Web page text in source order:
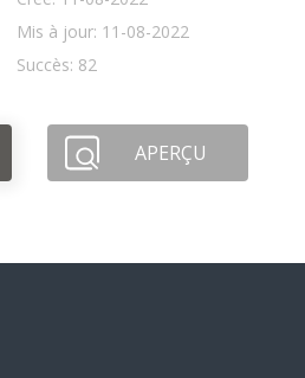
Mis à jour: 11-08-2022
Succès: 82
APERÇU